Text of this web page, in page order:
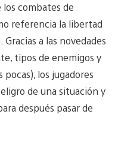
los combates de
referencia la libertad
a las novedades
tipos de enemigos y
los jugadores
de una situación y
después pasar de